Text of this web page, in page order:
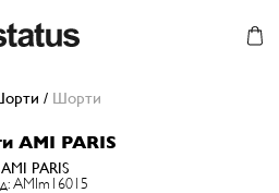
/ Шорти
AMI PARIS
AMI PARIS
AMIm16015